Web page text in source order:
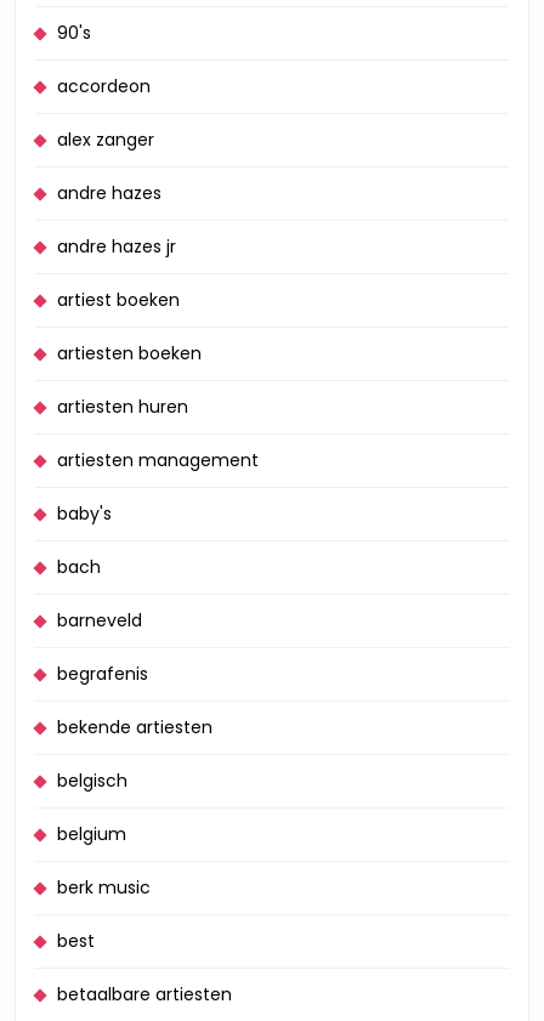
90's
accordeon
alex zanger
andre hazes
andre hazes jr
artiest boeken
artiesten boeken
artiesten huren
artiesten management
baby's
bach
barneveld
begrafenis
bekende artiesten
belgisch
belgium
berk music
best
betaalbare artiesten